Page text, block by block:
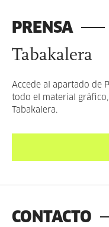
PRENSA
Tabakalera
Accede al apartado de
todo el material
Tabakalera.
CONTACTO